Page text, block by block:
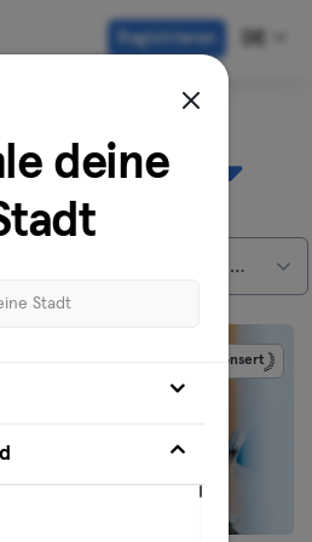
Registrieren
unsere
inBerlin
Max Mitgliedschaft
Gesponsert
deine